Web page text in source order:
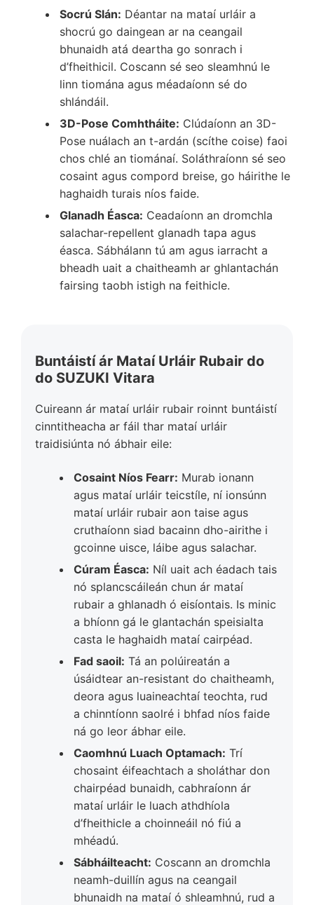
Socrú Slán: Déantar na mataí urláir a
shocrú go daingean ar na ceangail
bhunaidh atá deartha go sonrach i
d’fheithicil. Coscann sé seo sleamhnú le
linn tiomána agus méadaíonn sé do
shlándáil.
3D-Pose Comhtháite: Clúdaíonn an 3D-
Pose nuálach an t-ardán (scíthe coise) faoi
chos chlé an tiománaí. Soláthraíonn sé seo
cosaint agus compord breise, go háirithe le
haghaidh turais níos faide.
Glanadh Éasca: Ceadaíonn an dromchla
salachar-repellent glanadh tapa agus
éasca. Sábhálann tú am agus iarracht a
bheadh uait a chaitheamh ar ghlantachán
fairsing taobh istigh na feithicle.
Buntáistí ár Mataí Urláir Rubair do
do SUZUKI Vitara
Cuireann ár mataí urláir rubair roinnt buntáistí
cinntitheacha ar fáil thar mataí urláir
traidisiúnta nó ábhair eile:
Cosaint Níos Fearr: Murab ionann
agus mataí urláir teicstíle, ní ionsúnn
mataí urláir rubair aon taise agus
cruthaíonn siad bacainn dho-airithe i
gcoinne uisce, láibe agus salachar.
Cúram Éasca: Níl uait ach éadach tais
nó splancscáileán chun ár mataí
rubair a ghlanadh ó eisíontais. Is minic
a bhíonn gá le glantachán speisialta
casta le haghaidh mataí cairpéad.
Fad saoil: Tá an polúireatán a
úsáidtear an-resistant do chaitheamh,
deora agus luaineachtaí teochta, rud
a chinntíonn saolré i bhfad níos faide
ná go leor ábhar eile.
Caomhnú Luach Optamach: Trí
chosaint éifeachtach a sholáthar don
chairpéad bunaidh, cabhraíonn ár
mataí urláir le luach athdhíola
d’fheithicle a choinneáil nó fiú a
mhéadú.
Sábháilteacht: Coscann an dromchla
neamh-duillín agus na ceangail
bhunaidh na mataí ó shleamhnú, rud a